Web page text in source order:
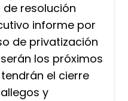
resolución
informe por
de privatización
los próximos
el cierre
y